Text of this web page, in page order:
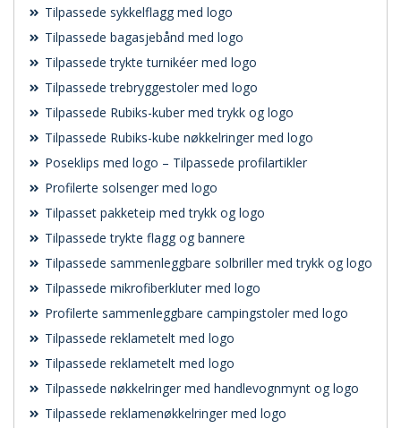
Tilpassede sykkelflagg med logo
Tilpassede bagasjebånd med logo
Tilpassede trykte turnikéer med logo
Tilpassede trebryggestoler med logo
Tilpassede Rubiks-kuber med trykk og logo
Tilpassede Rubiks-kube nøkkelringer med logo
Poseklips med logo – Tilpassede profilartikler
Profilerte solsenger med logo
Tilpasset pakketeip med trykk og logo
Tilpassede trykte flagg og bannere
Tilpassede sammenleggbare solbriller med trykk og logo
Tilpassede mikrofiberkluter med logo
Profilerte sammenleggbare campingstoler med logo
Tilpassede reklametelt med logo
Tilpassede reklametelt med logo
Tilpassede nøkkelringer med handlevognmynt og logo
Tilpassede reklamenøkkelringer med logo